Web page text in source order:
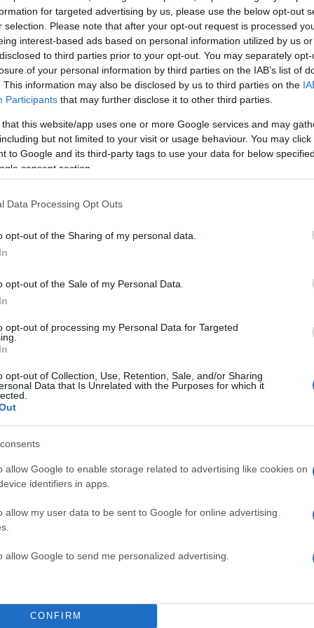
for targeted advertising by us, please use the below opt-out
selection. Please note that after your opt-out request is processed
interest-based ads based on personal information utilized by us
to third parties prior to your opt-out. You may separately
of your personal information by third parties on the IAB’s list of
This information may also be disclosed by us to third parties on the
Participants that may further disclose it to other third parties.
that this website/app uses one or more Google services and may
but not limited to your visit or usage behaviour. You may
to Google and its third-party tags to use your data for below
consent section.
Data Processing Opt Outs
opt-out of the Sharing of my personal data.
opt-out of the Sale of my Personal Data.
opt-out of processing my Personal Data for Targeted
opt-out of Collection, Use, Retention, Sale, and/or Sharing
Data that Is Unrelated with the Purposes for which it
allow Google to enable storage related to advertising like cookies on
identifiers in apps.
allow my user data to be sent to Google for online advertising
allow Google to send me personalized advertising.
CONFIRM
αυτιά του τότε προπονητή του Παναθηναϊκού,
τεχνικός τον παρακολούθησε από κοντά
τεχνική του, κάνοντας εισήγηση για τη δοκιμή
στους “πράσινους”.
με τη φανέλα του Παναθηναϊκού έγινε έτσι σε
την ΑΕΚ για το Κύπελλο των Χριστουγέννων, στις 26
ΔΙΑΦΗΜΙΣΗ